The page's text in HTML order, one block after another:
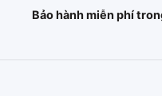
Bảo hành miễn phí